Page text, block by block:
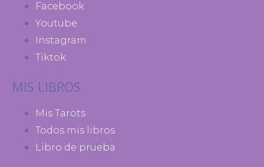
Facebook
Youtube
Instagram
Tiktok
MIS LIBROS
Mis Tarots
Todos mis libros
Libro de prueba